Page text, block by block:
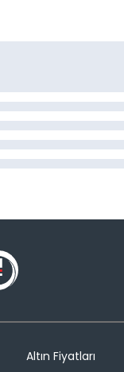
Altın Fiyatları